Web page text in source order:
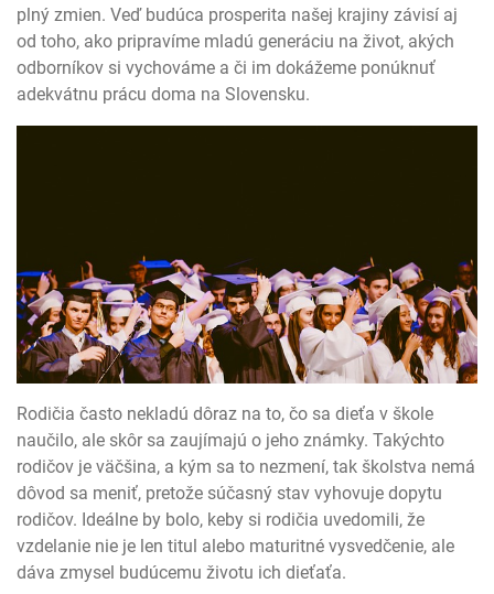
plný zmien. Veď budúca prosperita našej krajiny závisí aj
od toho, ako pripravíme mladú generáciu na život, akých
odborníkov si vychováme a či im dokážeme ponúknuť
adekvátnu prácu doma na Slovensku.
Rodičia často nekladú dôraz na to, čo sa dieťa v škole
naučilo, ale skôr sa zaujímajú o jeho známky. Takýchto
rodičov je väčšina, a kým sa to nezmení, tak školstva nemá
dôvod sa meniť, pretože súčasný stav vyhovuje dopytu
rodičov. Ideálne by bolo, keby si rodičia uvedomili, že
vzdelanie nie je len titul alebo maturitné vysvedčenie, ale
dáva zmysel budúcemu životu ich dieťaťa.